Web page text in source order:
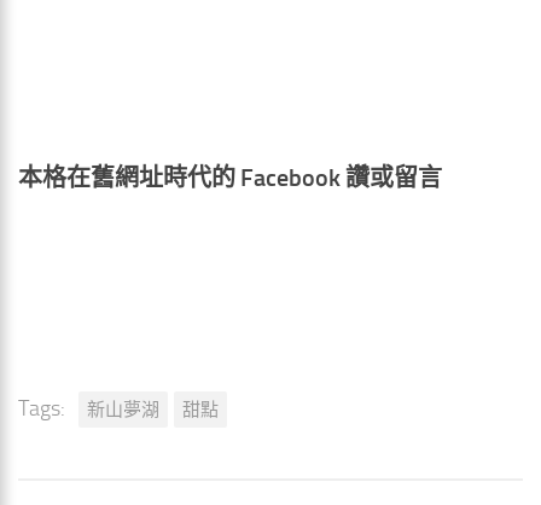
本格在舊網址時代的 Facebook 讚或留言
Tags: 新山夢湖 甜點